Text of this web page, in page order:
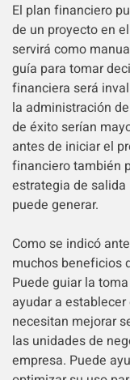
El plan financiero
de un proyecto en
servirá como
guía para tomar
financiera será
la administración
de éxito serían
antes de iniciar el
financiero también
estrategia de
puede generar.
Como se indicó
muchos beneficios
Puede guiar la
ayudar a
necesitan mejorar
las unidades de
empresa. Puede